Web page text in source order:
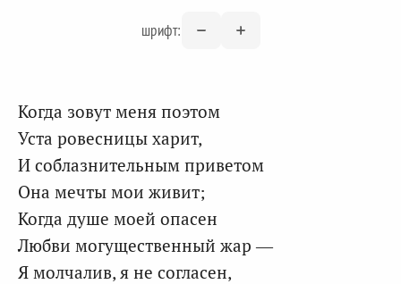
шрифт:
Когда зовут меня поэтом
Уста ровесницы харит,
И соблазнительным приветом
Она мечты мои живит;
Когда душе моей опасен
Любви могущественный жар —
Я молчалив, я не согласен,